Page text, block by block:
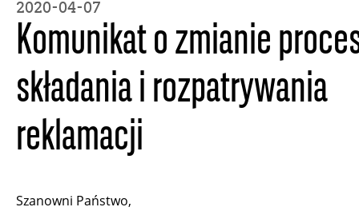
2020-04-07
Komunikat o zmianie
składania i rozpatrywania
reklamacji
Szanowni Państwo,